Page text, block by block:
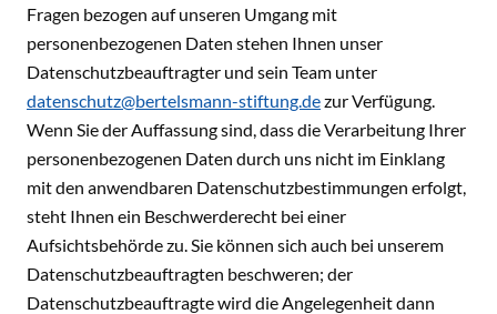
Fragen bezogen auf unseren Umgang mit
personenbezogenen Daten stehen Ihnen unser
Datenschutzbeauftragter und sein Team unter
datenschutz@bertelsmann-stiftung.dezur Verfügung.
Wenn Sie der Auffassung sind, dass die Verarbeitung Ihrer
personenbezogenen Daten durch uns nicht im Einklang
mit den anwendbaren Datenschutzbestimmungen erfolgt,
steht Ihnen ein Beschwerderecht bei einer
Aufsichtsbehörde zu. Sie können sich auch bei unserem
Datenschutzbeauftragten beschweren; der
Datenschutzbeauftragte wird die Angelegenheit dann